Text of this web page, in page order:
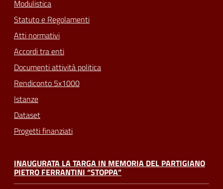
Modulistica
Statuto e Regolamenti
Atti normativi
Accordi tra enti
Documenti attività politica
Rendiconto 5x1000
Istanze
Dataset
Progetti finanziati
INAUGURATA LA TARGA IN MEMORIA DEL PARTIGIANO
PIETRO FERRANTINI “STOPPA”